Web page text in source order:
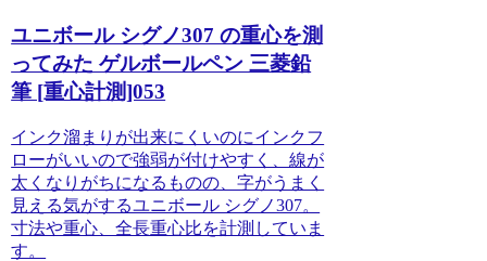
ユニボール シグノ307 の重心を測
ってみた ゲルボールペン 三菱鉛
筆 [重心計測]053
インク溜まりが出来にくいのにインクフ
ローがいいので強弱が付けやすく、線が
太くなりがちになるものの、字がうまく
見える気がするユニボール シグノ307。
寸法や重心、全長重心比を計測していま
す。